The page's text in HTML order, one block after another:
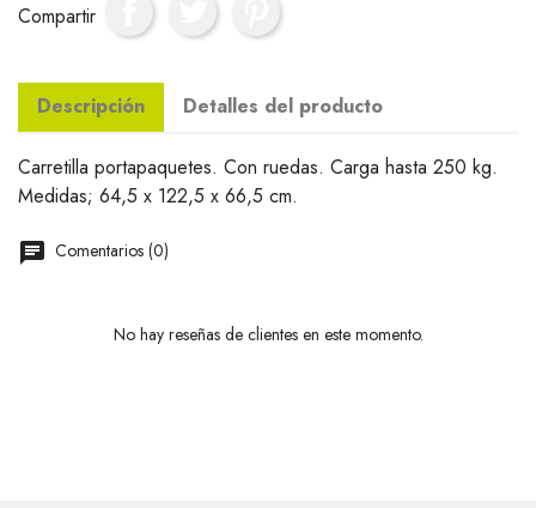
Compartir
Descripción Detalles del producto
Carretilla portapaquetes. Con ruedas. Carga hasta 250 kg.
Medidas; 64,5 x 122,5 x 66,5 cm.
Comentarios (0)
No hay reseñas de clientes en este momento.